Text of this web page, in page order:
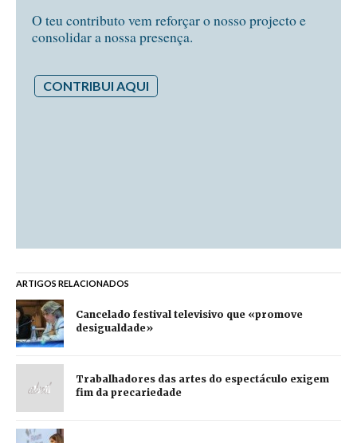
O teu contributo vem reforçar o nosso projecto e
consolidar a nossa presença.
CONTRIBUI AQUI
ARTIGOS RELACIONADOS
Cancelado festival televisivo que «promove
desigualdade»
Trabalhadores das artes do espectáculo exigem
fim da precariedade